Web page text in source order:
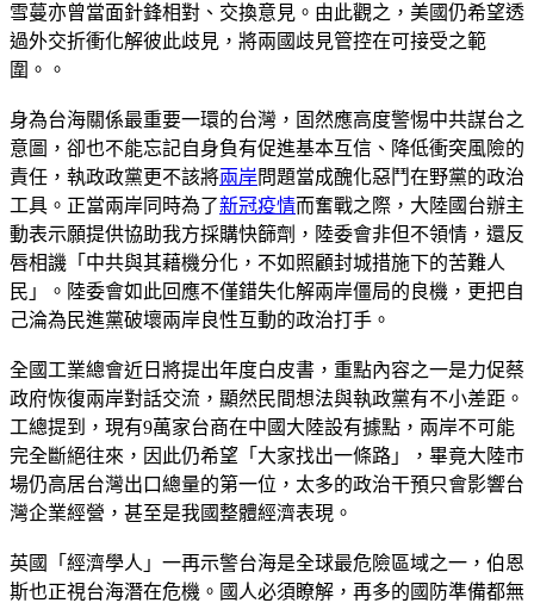
雪蔓亦曾當面針鋒相對、交換意見。由此觀之，美國仍希望透
過外交折衝化解彼此歧見，將兩國歧見管控在可接受之範
圍。。
身為台海關係最重要一環的台灣，固然應高度警惕中共謀台之
意圖，卻也不能忘記自身負有促進基本互信、降低衝突風險的
責任，執政政黨更不該將兩岸問題當成醜化惡鬥在野黨的政治
工具。正當兩岸同時為了新冠疫情而奮戰之際，大陸國台辦主
動表示願提供協助我方採購快篩劑，陸委會非但不領情，還反
唇相譏「中共與其藉機分化，不如照顧封城措施下的苦難人
民」。陸委會如此回應不僅錯失化解兩岸僵局的良機，更把自
己淪為民進黨破壞兩岸良性互動的政治打手。
全國工業總會近日將提出年度白皮書，重點內容之一是力促蔡
政府恢復兩岸對話交流，顯然民間想法與執政黨有不小差距。
工總提到，現有9萬家台商在中國大陸設有據點，兩岸不可能
完全斷絕往來，因此仍希望「大家找出一條路」，畢竟大陸市
場仍高居台灣出口總量的第一位，太多的政治干預只會影響台
灣企業經營，甚至是我國整體經濟表現。
英國「經濟學人」一再示警台海是全球最危險區域之一，伯恩
斯也正視台海潛在危機。國人必須瞭解，再多的國防準備都無